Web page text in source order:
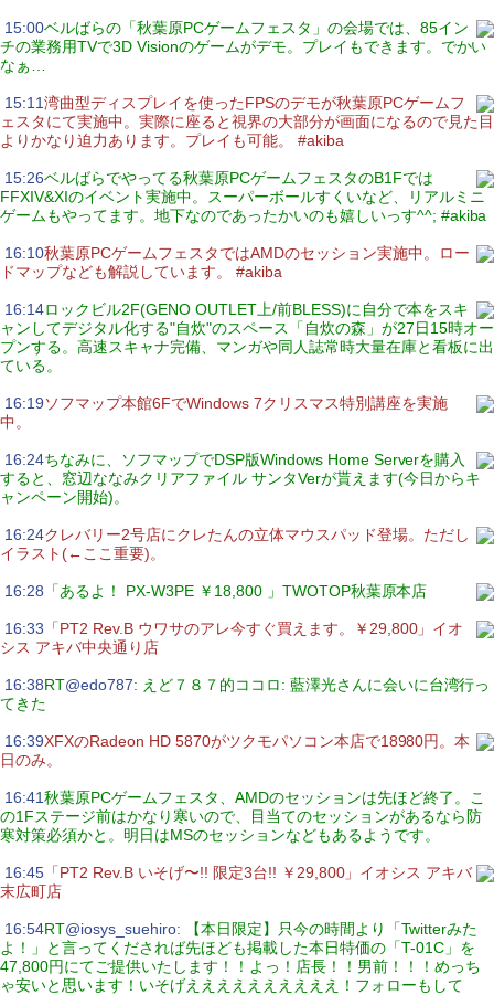
15:00ベルばらの「秋葉原PCゲームフェスタ」の会場では、85イン
チの業務用TVで3D Visionのゲームがデモ。プレイもできます。でかい
なぁ…
15:11湾曲型ディスプレイを使ったFPSのデモが秋葉原PCゲームフ
ェスタにて実施中。実際に座ると視界の大部分が画面になるので見た目
よりかなり迫力あります。プレイも可能。 #akiba
15:26ベルばらでやってる秋葉原PCゲームフェスタのB1Fでは
FFXIV&XIのイベント実施中。スーパーボールすくいなど、リアルミニ
ゲームもやってます。地下なのであったかいのも嬉しいっす^^; #akiba
16:10秋葉原PCゲームフェスタではAMDのセッション実施中。ロー
ドマップなども解説しています。 #akiba
16:14ロックビル2F(GENO OUTLET上/前BLESS)に自分で本をスキ
ャンしてデジタル化する"自炊"のスペース「自炊の森」が27日15時オー
プンする。高速スキャナ完備、マンガや同人誌常時大量在庫と看板に出
ている。
16:19ソフマップ本館6FでWindows 7クリスマス特別講座を実施
中。
16:24ちなみに、ソフマップでDSP版Windows Home Serverを購入
すると、窓辺ななみクリアファイル サンタVerが貰えます(今日からキ
ャンペーン開始)。
16:24クレバリー2号店にクレたんの立体マウスパッド登場。ただし
イラスト(←ここ重要)。
16:28 「あるよ！ PX-W3PE ￥18,800 」TWOTOP秋葉原本店
16:33 「PT2 Rev.B ウワサのアレ今すぐ買えます。￥29,800」イオ
シス アキバ中央通り店
16:38RT@edo787: えど７８７的ココロ: 藍澤光さんに会いに台湾行っ
てきた
16:39XFXのRadeon HD 5870がツクモパソコン本店で18980円。本
日のみ。
16:41秋葉原PCゲームフェスタ、AMDのセッションは先ほど終了。こ
の1Fステージ前はかなり寒いので、目当てのセッションがあるなら防
寒対策必須かと。明日はMSのセッションなどもあるようです。
16:45「PT2 Rev.B いそげ〜!! 限定3台!! ￥29,800」イオシス アキバ
末広町店
16:54RT@iosys_suehiro: 【本日限定】只今の時間より「Twitterみた
よ！」と言ってくだされば先ほども掲載した本日特価の「T-01C」を
47,800円にてご提供いたします！！よっ！店長！！男前！！！めっち
ゃ安いと思います！いそげええええええええええ！フォローもして